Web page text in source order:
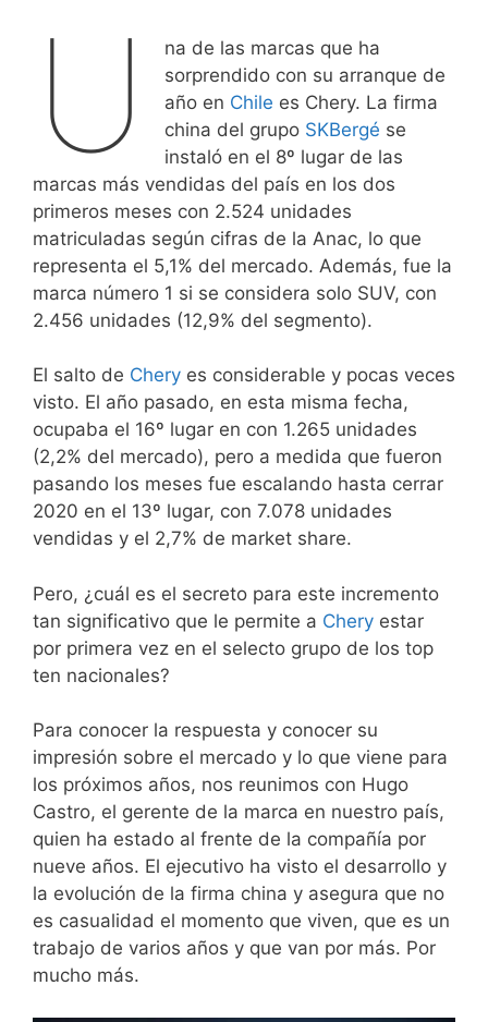
U
na de las marcas que ha
sorprendido con su arranque de
año en Chile es Chery. La firma
china del grupo SKBergé se
instaló en el 8º lugar de las
marcas más vendidas del país en los dos
primeros meses con 2.524 unidades
matriculadas según cifras de la Anac, lo que
representa el 5,1% del mercado. Además, fue la
marca número 1 si se considera solo SUV, con
2.456 unidades (12,9% del segmento).
El salto de Chery es considerable y pocas veces
visto. El año pasado, en esta misma fecha,
ocupaba el 16º lugar en con 1.265 unidades
(2,2% del mercado), pero a medida que fueron
pasando los meses fue escalando hasta cerrar
2020 en el 13º lugar, con 7.078 unidades
vendidas y el 2,7% de market share.
Pero, ¿cuál es el secreto para este incremento
tan significativo que le permite a Chery estar
por primera vez en el selecto grupo de los top
ten nacionales?
Para conocer la respuesta y conocer su
impresión sobre el mercado y lo que viene para
los próximos años, nos reunimos con Hugo
Castro, el gerente de la marca en nuestro país,
quien ha estado al frente de la compañía por
nueve años. El ejecutivo ha visto el desarrollo y
la evolución de la firma china y asegura que no
es casualidad el momento que viven, que es un
trabajo de varios años y que van por más. Por
mucho más.